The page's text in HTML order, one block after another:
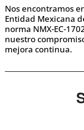
Nos encontramos
Entidad Mexicana
norma NMX-EC-
nuestro
mejora continua.